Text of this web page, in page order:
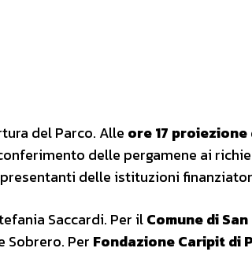
del Parco. Alle ore 17
delle pergamene ai
delle istituzioni
Saccardi. Per ilComune di
Sobrero. Per Fondazione Caripit di